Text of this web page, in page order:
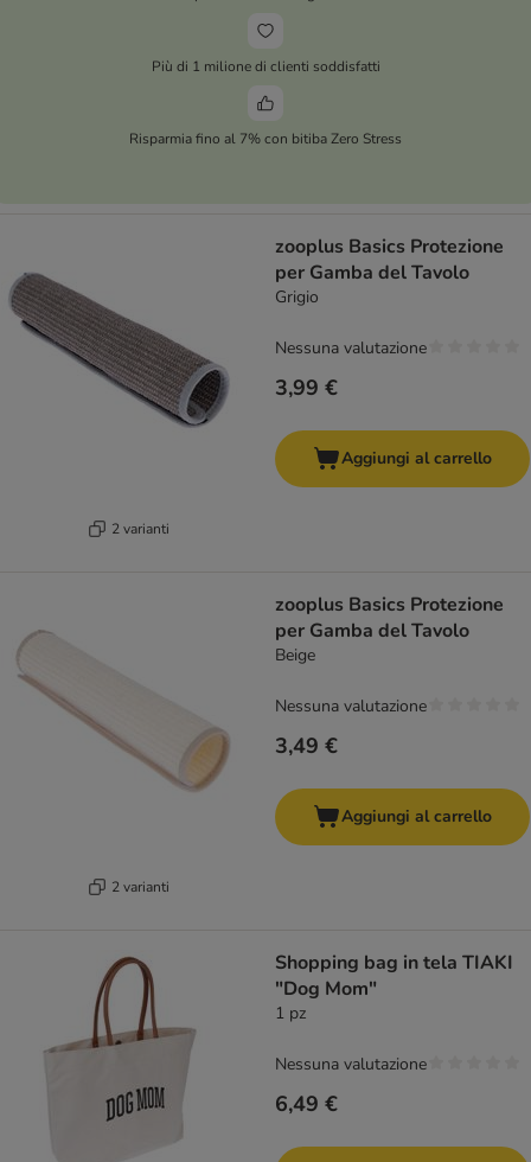
Più di 1 milione di clienti soddisfatti
Risparmia fino al 7% con bitiba Zero Stress
2 varianti
zooplus Basics Protezione
per Gamba del Tavolo
Grigio
3,99 €
Nessuna valutazione
Aggiungi al carrello
2 varianti
zooplus Basics Protezione
per Gamba del Tavolo
Beige
3,49 €
Nessuna valutazione
Aggiungi al carrello
Shopping bag in tela TIAKI
"Dog Mom"
1 pz
6,49 €
Nessuna valutazione